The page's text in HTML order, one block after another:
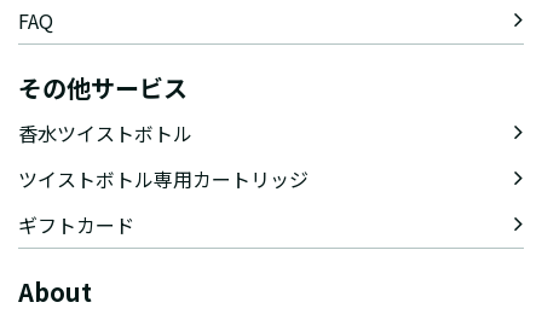
FAQ
その他サービス
香水ツイストボトル
ツイストボトル専用カートリッジ
ギフトカード
About